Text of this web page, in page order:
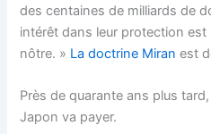
des centaines de milliards de
intérêt dans leur protection est
nôtre. » La doctrine Miran est
Près de quarante ans plus
Japon va payer.